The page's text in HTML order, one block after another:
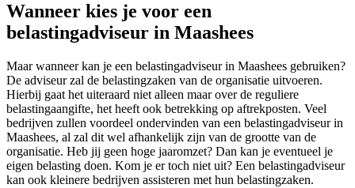
Wanneer kies je voor een
belastingadviseur in Maashees
Maar wanneer kan je een belastingadviseur in Maashees gebruiken?
De adviseur zal de belastingzaken van de organisatie uitvoeren.
Hierbij gaat het uiteraard niet alleen maar over de reguliere
belastingaangifte, het heeft ook betrekking op aftrekposten. Veel
bedrijven zullen voordeel ondervinden van een belastingadviseur in
Maashees, al zal dit wel afhankelijk zijn van de grootte van de
organisatie. Heb jij geen hoge jaaromzet? Dan kan je eventueel je
eigen belasting doen. Kom je er toch niet uit? Een belastingadviseur
kan ook kleinere bedrijven assisteren met hun belastingzaken.